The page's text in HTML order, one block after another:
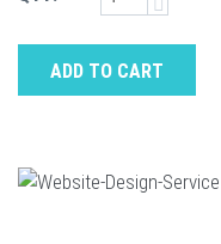
ADD TO CART